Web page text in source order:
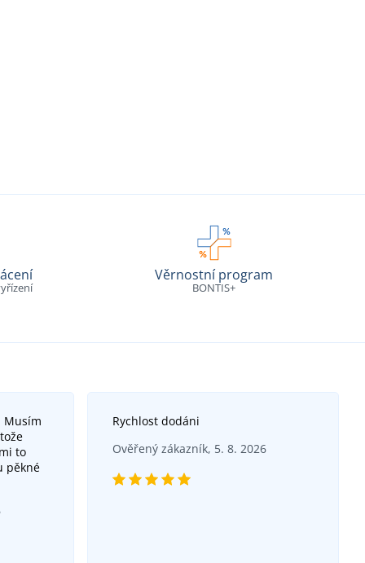
Věrnostní program
BONTIS+
Musím
to
pěkné
Rychlost dodáni
Ověřený zákazník, 5. 8. 2026